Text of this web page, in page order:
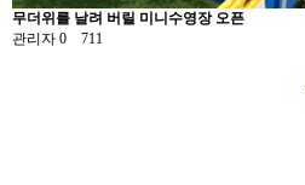
무더위를 날려 버릴 미니수영장 오픈
관리자 0 711